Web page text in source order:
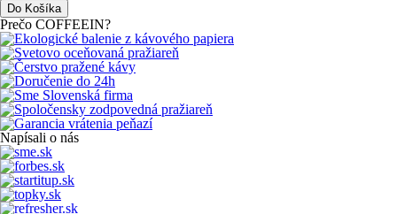
Prečo COFFEEIN?
Napísali o nás